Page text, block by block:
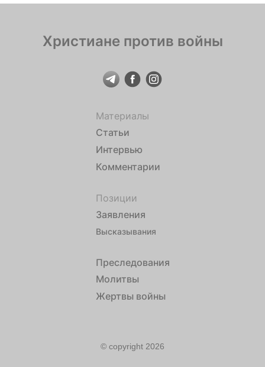
Христиане против войны
Материалы
Статьи
Интервью
Комментарии
Позиции
Заявления
Высказывания
Преследования
Молитвы
Жертвы войны
© copyright 2026